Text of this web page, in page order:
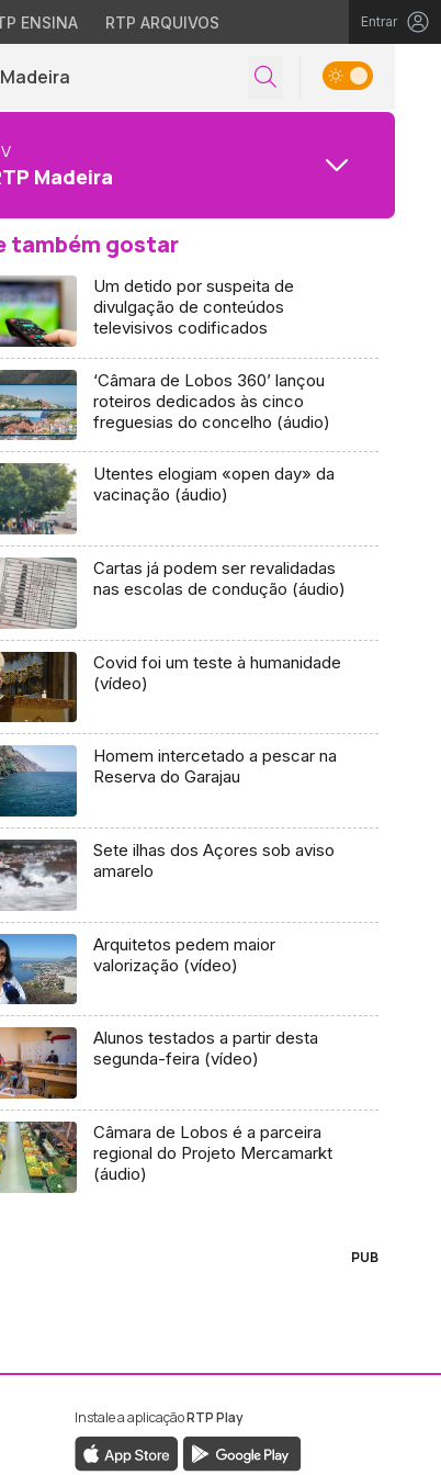
ENSINA RTP ARQUIVOS Entrar
Madeira
Madeira
também gostar
Um detido por suspeita de
divulgação de conteúdos
televisivos codificados
‘Câmara de Lobos 360’ lançou
roteiros dedicados às cinco
freguesias do concelho (áudio)
Utentes elogiam «open day» da
vacinação (áudio)
Cartas já podem ser revalidadas
nas escolas de condução (áudio)
Covid foi um teste à humanidade
(vídeo)
Homem intercetado a pescar na
Reserva do Garajau
Sete ilhas dos Açores sob aviso
amarelo
Arquitetos pedem maior
valorização (vídeo)
Alunos testados a partir desta
segunda-feira (vídeo)
Câmara de Lobos é a parceira
regional do Projeto Mercamarkt
(áudio)
PUB
da RTP Madeira
da RTP Madeira
Instale a aplicaçãoRTP Play